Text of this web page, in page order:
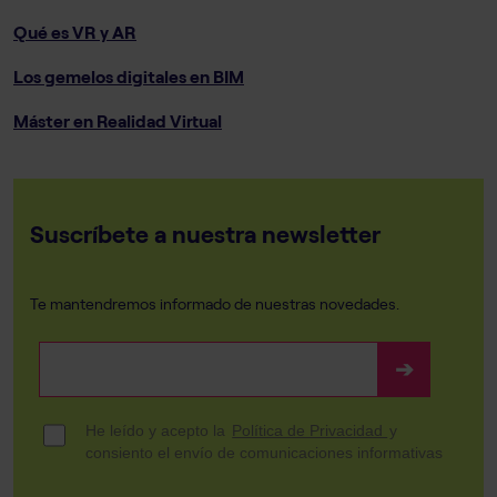
Qué es VR y AR
Los gemelos digitales en BIM
Máster en Realidad Virtual
Suscríbete a nuestra newsletter
Te mantendremos informado de nuestras novedades.